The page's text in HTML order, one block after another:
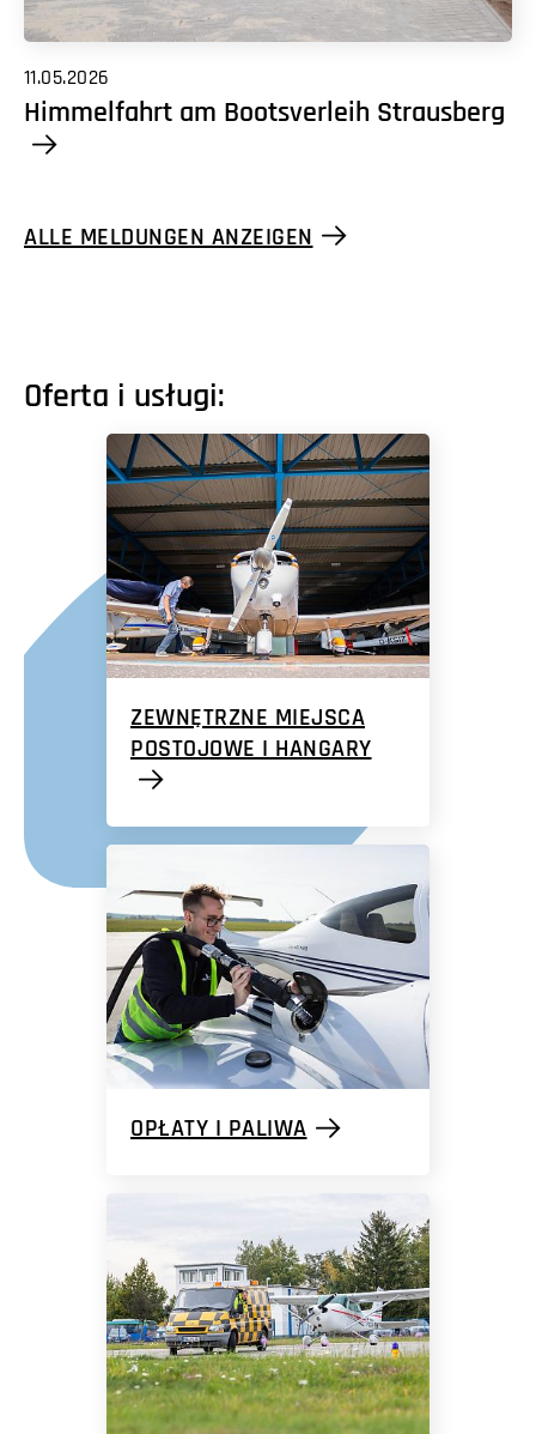
11.05.2026
Himmelfahrt am Bootsverleih Strausberg
ALLE MELDUNGEN ANZEIGEN
Oferta i usługi:
ZEWNĘTRZNE MIEJSCA
POSTOJOWE I HANGARY
OPŁATY I PALIWA